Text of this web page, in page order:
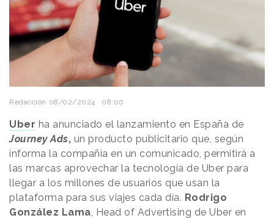
Redacción 08/02/2024 · 08:00
Uber ha anunciado el lanzamiento en España de
Journey Ads, un producto publicitario que, según
informa la compañía en un comunicado, permitirá a
las marcas aprovechar la tecnología de Uber para
llegar a los millones de usuarios que usan la
plataforma para sus viajes cada día. Rodrigo
González Lama, Head of Advertising de Uber en